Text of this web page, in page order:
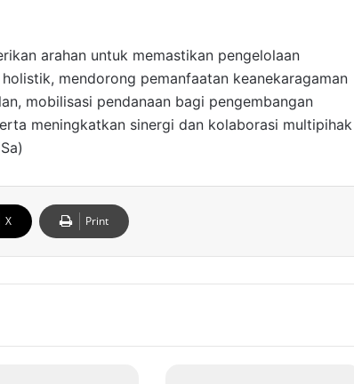
arahan untuk memastikan pengelolaan
mendorong pemanfaatan keanekaragaman
mobilisasi pendanaan bagi pengembangan
meningkatkan sinergi dan kolaborasi multipihak
X Print